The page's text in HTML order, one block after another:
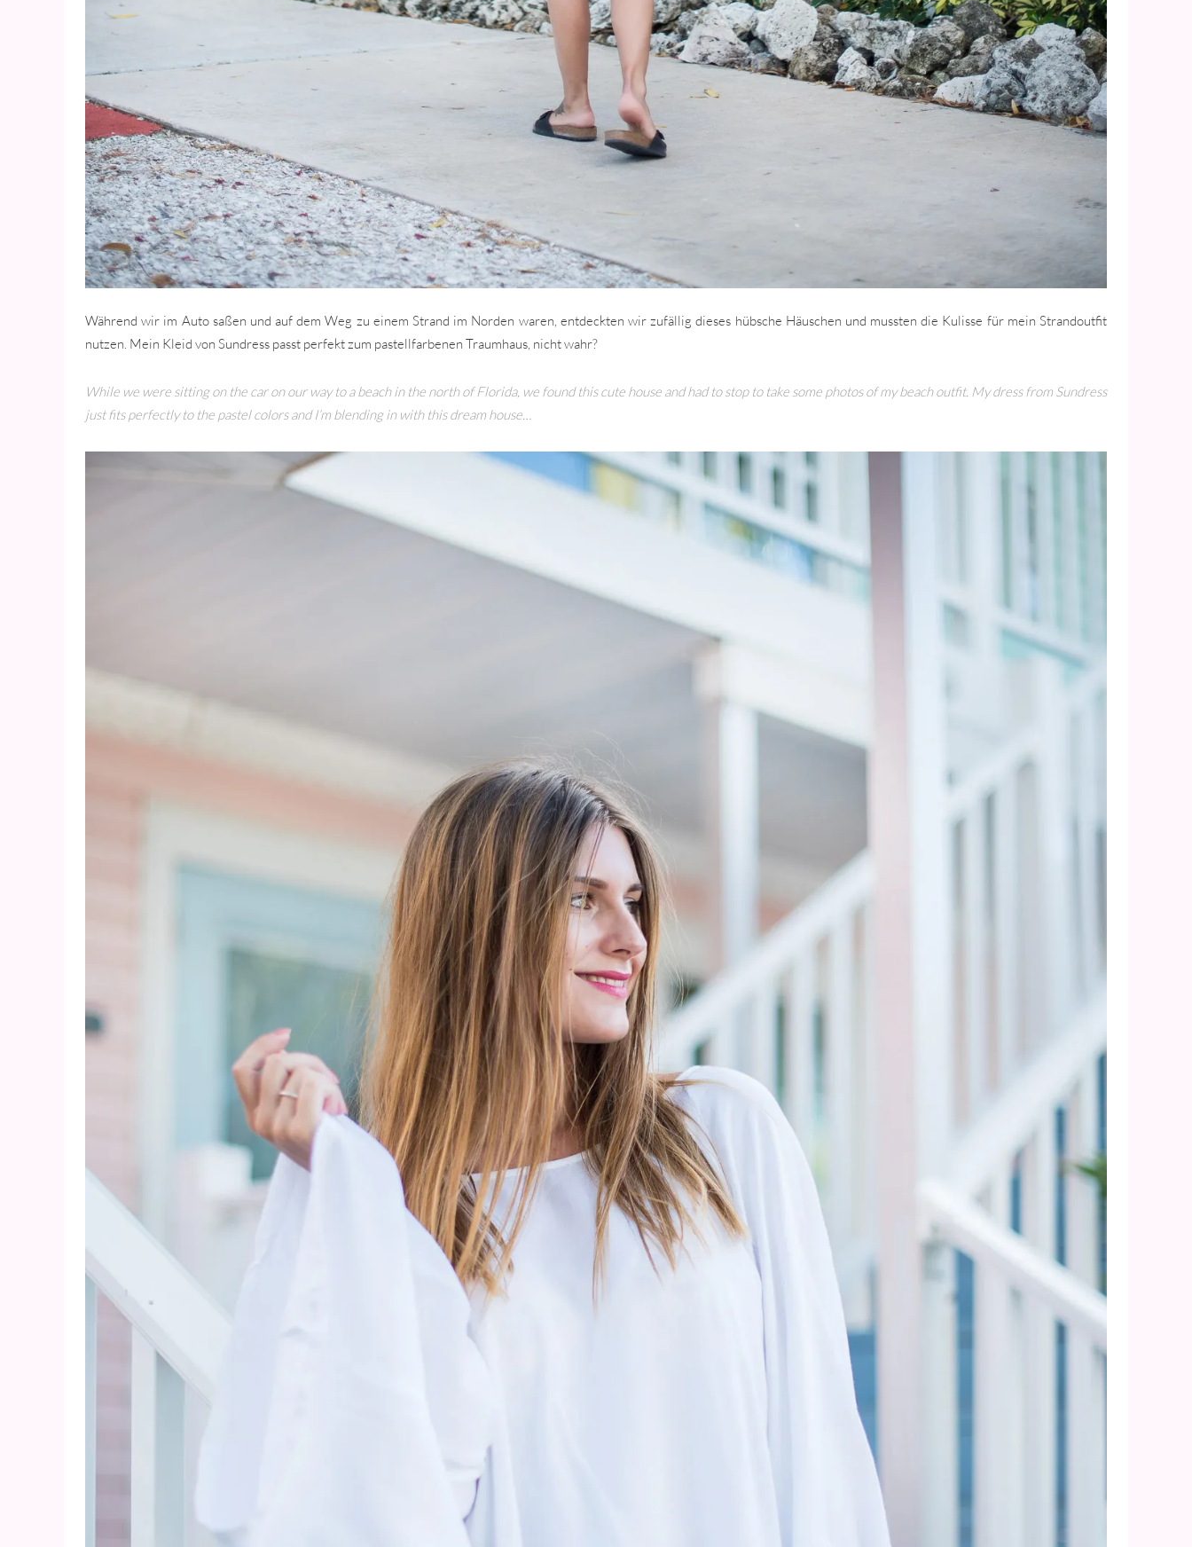
Während wir im Auto saßen und auf dem Weg zu einem Strand im Norden waren, entdeckten wir zufällig dieses hübsche Häuschen und mussten die Kulisse für mein Strandoutfit
nutzen. Mein Kleid von Sundress passt perfekt zum pastellfarbenen Traumhaus, nicht wahr?
While we were sitting on the car on our way to a beach in the north of Florida, we found this cute house and had to stop to take some photos of my beach outfit. My dress from Sundress
just fits perfectly to the pastel colors and I’m blending in with this dream house…